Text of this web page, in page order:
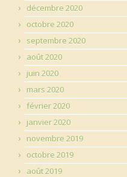
décembre 2020
octobre 2020
septembre 2020
août 2020
juin 2020
mars 2020
février 2020
janvier 2020
novembre 2019
octobre 2019
août 2019